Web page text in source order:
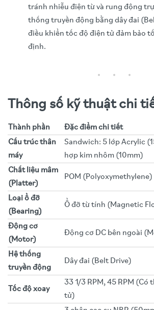
tránh nhiễu điện từ và rung động
thống truyền động bằng dây đai
điều khiển tốc độ điện tử đảm bảo
định.
Thông số kỹ thuật chi
Thành phần
Đặc điểm chi tiết
Cấu trúc thân
máy
Sandwich: 5 lớp Acrylic
hợp kim nhôm (10mm)
Chất liệu mâm
(Platter)
POM (Polyoxymethylene)
Loại ổ đỡ
(Bearing)
Ổ đỡ từ tính (Magnetic
Động cơ
(Motor)
Động cơ DC bên ngoài
Hệ thống
truyền động
Dây đai (Belt Drive)
Tốc độ xoay
33 1/3 RPM, 45 RPM (Có
tử)